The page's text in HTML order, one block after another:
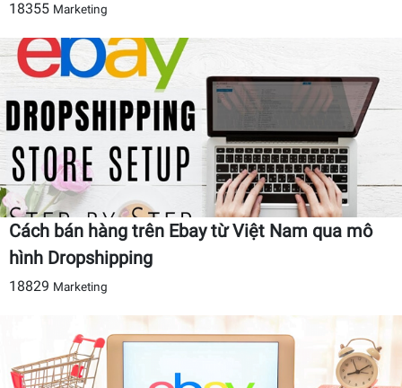
18355 Marketing
Cách bán hàng trên Ebay từ Việt Nam qua mô
hình Dropshipping
18829 Marketing